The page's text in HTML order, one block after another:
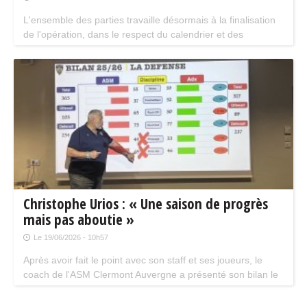
L'ensemble des parties travaille désormais à la finalisation
de l'opération, dans le respect du calendrier et des
Christophe Urios : « Une saison de progrès
mais pas aboutie »
Le 19/06/2026 - 10h57
Après avoir fait le point avec son staff et ses joueurs, le
coach de l'ASM Clermont Auvergne a présenté son bilan le